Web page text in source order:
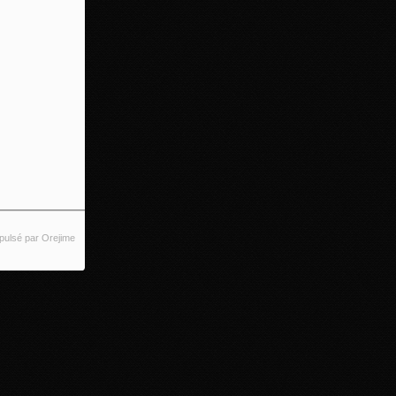
par Orejime